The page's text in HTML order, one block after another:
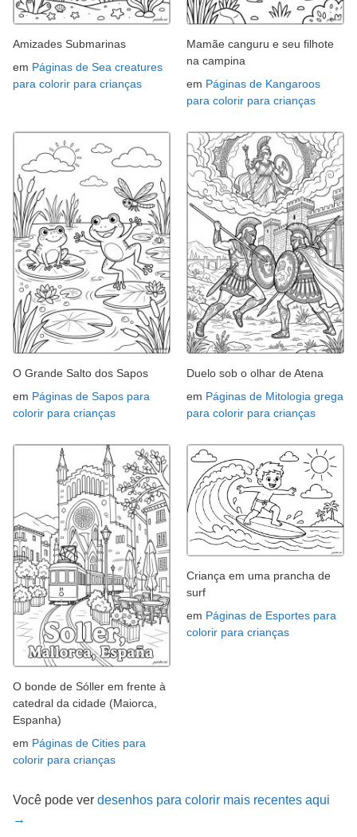
Amizades Submarinas
em Páginas de Sea creatures
para colorir para crianças
Mamãe canguru e seu filhote
na campina
em Páginas de Kangaroos
para colorir para crianças
O Grande Salto dos Sapos
em Páginas de Sapos para
colorir para crianças
Duelo sob o olhar de Atena
em Páginas de Mitologia grega
para colorir para crianças
O bonde de Sóller em frente à
catedral da cidade (Maiorca,
Espanha)
em Páginas de Cities para
colorir para crianças
Criança em uma prancha de
surf
em Páginas de Esportes para
colorir para crianças
Você pode ver desenhos para colorir mais recentes aqui
→